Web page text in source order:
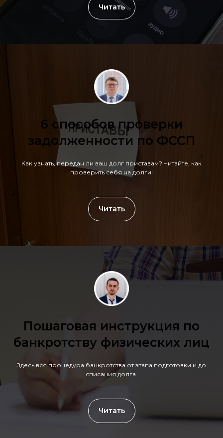
Читать
6 способов проверки
задолженности по ФССП
Как узнать, передан ли ваш долг приставам? Читайте, как
проверить себя на долги!
Читать
Пошаговая инструкция по
банкротству физических лиц
Здесь вся процедура банкротства от этапа подготовки и до
списания долга.
Читать